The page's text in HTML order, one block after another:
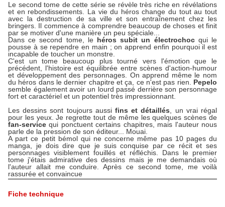
Le second tome de cette série se révèle très riche en révélations
et en rebondissements. La vie du héros change du tout au tout
avec la destruction de sa ville et son entraînement chez les
bringers. Il commence à comprendre beaucoup de choses et finit
par se motiver d'une manière un peu spéciale...
Dans ce second tome, le héros subit un électrochocqui le
pousse à se rependre en main ; on apprend enfin pourquoi il est
incapable de toucher un monstre.
C'est un tome beaucoup plus tourné vers l'émotion que le
précédent, l'histoire est équilibrée entre scènes d'action-humour
et développement des personnages. On apprend même le nom
du héros dans le dernier chapitre et ça, ce n'est pas rien. Pepelo
semble également avoir un lourd passé derrière son personnage
fort et caractériel et un potentiel très impressionnant.
Les dessins sont toujours aussi fins et détaillés , un vrai régal
pour les yeux. Je regrette tout de même les quelques scènes de
fan-service qui ponctuent certains chapitres, mais l'auteur nous
parle de la pression de son éditeur... Mouai.
A part ce petit bémol qui ne concerne même pas 10 pages du
manga, je dois dire que je suis conquise par ce récit et ses
personnages visiblement fouillés et réfléchis. Dans le premier
tome j'étais admirative des dessins mais je me demandais où
l'auteur allait me conduire. Après ce second tome, me voilà
rassurée et convaincue
Fiche technique